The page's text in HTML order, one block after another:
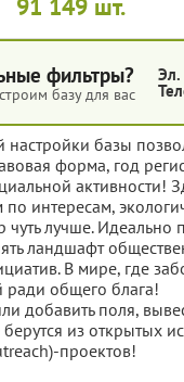
91 149 шт.
фильтры?
базу для вас
Эл.
базы
форма, год
активности!
по интересам,
лучше.
ландшафт
В мире, где
ради общего блага!
добавить поля,
из открытых
проектов!